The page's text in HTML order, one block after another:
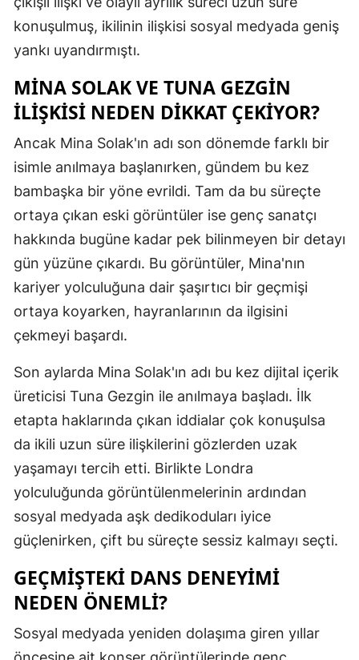
Malatya
Mardin
Muş
Nevşehir
Ordu
Samsun
Siirt
Sinop
Tokat
konuşulmuş, ikilinin ilişkisi sosyal medyada geniş
yankı uyandırmıştı.
MINA SOLAK VE TUNA GEZGIN
İLIŞKISI NEDEN DIKKAT ÇEKIYOR?
Ancak Mina Solak'ın adı son dönemde farklı bir
isimle anılmaya başlanırken, gündem bu kez
bambaşka bir yöne evrildi. Tam da bu süreçte
ortaya çıkan eski görüntüler ise genç sanatçı
hakkında bugüne kadar pek bilinmeyen bir detayı
gün yüzüne çıkardı. Bu görüntüler, Mina'nın
kariyer yolculuğuna dair şaşırtıcı bir geçmişi
ortaya koyarken, hayranlarının da ilgisini
çekmeyi başardı.
Son aylarda Mina Solak'ın adı bu kez dijital içerik
üreticisi Tuna Gezgin ile anılmaya başladı. İlk
etapta haklarında çıkan iddialar çok konuşulsa
da ikili uzun süre ilişkilerini gözlerden uzak
yaşamayı tercih etti. Birlikte Londra
yolculuğunda görüntülenmelerinin ardından
sosyal medyada aşk dedikoduları iyice
güçlenirken, çift bu süreçte sessiz kalmayı seçti.
GEÇMIŞTEKI DANS DENEYIMI
NEDEN ÖNEMLI?
Sosyal medyada yeniden dolaşıma giren yıllar